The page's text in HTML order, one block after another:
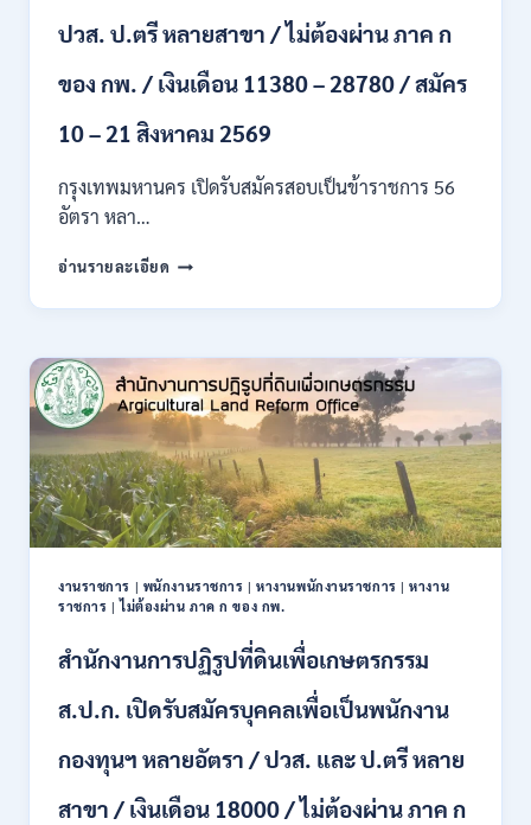
ไป
เงิน
23,290
สมัคร
ONLINE
26
ปวส. ป.ตรี หลายสาขา / ไม่ต้องผ่าน ภาค ก
ของ กพ. / เงินเดือน 11380 – 28780 / สมัคร
10 – 21 สิงหาคม 2569
กรุงเทพมหานคร เปิดรับสมัครสอบเป็นข้าราชการ 56
อัตรา หลา…
อ่านรายละเอียด กรุงเทพมหานคร
รับ
สอบ
เป็น
ข้าราชการ
56
อัตรา
หลาย
ตำแหน่ง
/
ปวช.
ป.ตรี
หลาย
/
ต้อง
ภาค
ของ
งานราชการ | พนักงานราชการ |หางานพนักงานราชการ |หางาน
ราชการ |ไม่ต้องผ่าน ภาค ก ของ กพ.
สำนักงานการปฏิรูปที่ดินเพื่อเกษตรกรรม
ส.ป.ก. เปิดรับสมัครบุคคลเพื่อเป็นพนักงาน
กองทุนฯ หลายอัตรา / ปวส. และ ป.ตรี หลาย
สาขา / เงินเดือน 18000 / ไม่ต้องผ่าน ภาค ก